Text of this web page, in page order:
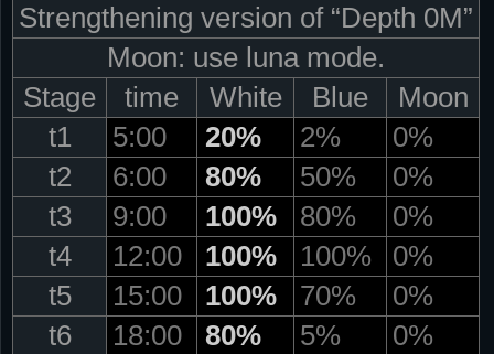
Strengthening version of “Depth 0M”
Moon: use luna mode.
Stage
time White Blue
Moon
t1
5:00 20% 2%
0%
t2
6:00 80% 50%
0%
t3
9:00 100% 80%
0%
t4
12:00 100% 100%
0%
t5
15:00 100% 70%
0%
t6
18:00 80% 5%
0%